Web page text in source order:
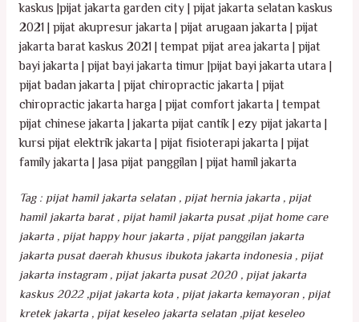
kaskus |pijat jakarta garden city | pijat jakarta selatan kaskus
2021 | pijat akupresur jakarta | pijat arugaan jakarta | pijat
jakarta barat kaskus 2021 | tempat pijat area jakarta | pijat
bayi jakarta | pijat bayi jakarta timur |pijat bayi jakarta utara |
pijat badan jakarta | pijat chiropractic jakarta | pijat
chiropractic jakarta harga | pijat comfort jakarta | tempat
pijat chinese jakarta | jakarta pijat cantik | ezy pijat jakarta |
kursi pijat elektrik jakarta | pijat fisioterapi jakarta | pijat
family jakarta | Jasa pijat panggilan | pijat hamil jakarta
Tag : pijat hamil jakarta selatan , pijat hernia jakarta , pijat
hamil jakarta barat , pijat hamil jakarta pusat ,pijat home care
jakarta , pijat happy hour jakarta , pijat panggilan jakarta
jakarta pusat daerah khusus ibukota jakarta indonesia , pijat
jakarta instagram , pijat jakarta pusat 2020 , pijat jakarta
kaskus 2022 ,pijat jakarta kota , pijat jakarta kemayoran , pijat
kretek jakarta , pijat keseleo jakarta selatan ,pijat keseleo